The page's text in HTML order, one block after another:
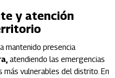
y atención
mantenido presencia
atendiendo las emergencias
más vulnerables del distrito. En